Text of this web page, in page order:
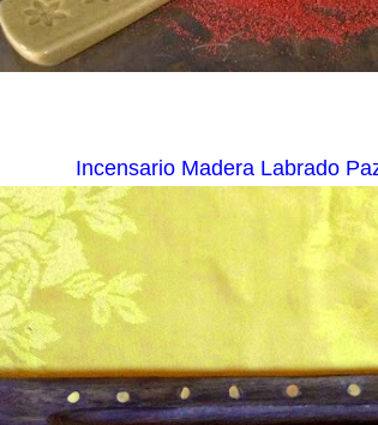
Incensario Madera Labrado